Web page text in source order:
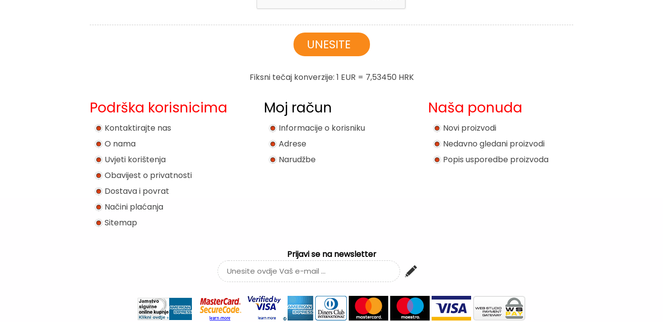
Fiksni tečaj konverzije: 1 EUR = 7,53450 HRK
Podrška korisnicima
Kontaktirajte nas
O nama
Uvjeti korištenja
Obavijest o privatnosti
Dostava i povrat
Načini plaćanja
Sitemap
Moj račun
Informacije o korisniku
Adrese
Narudžbe
Naša ponuda
Novi proizvodi
Nedavno gledani proizvodi
Popis usporedbe proizvoda
Prijavi se na newsletter